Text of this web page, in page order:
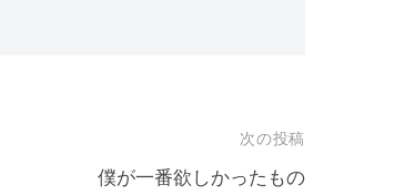
次の投稿
僕が一番欲しかったもの